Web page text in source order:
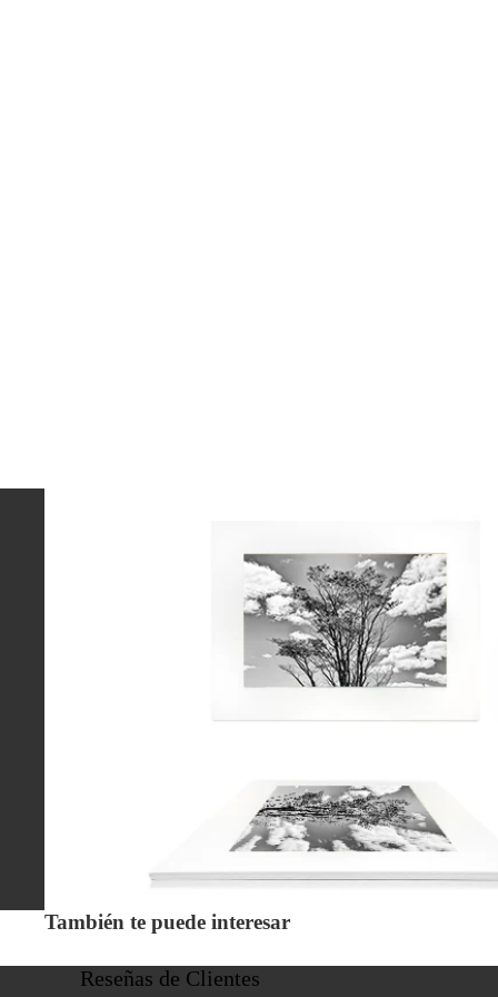
También te puede interesar
Reseñas de Clientes